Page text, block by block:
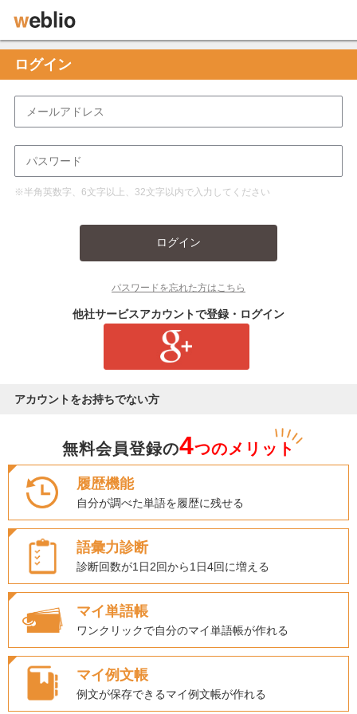
ログイン
※半角英数字、6文字以上、32文字以内で入力してください
ログイン
パスワードを忘れた方はこちら
他社サービスアカウントで登録・ログイン
アカウントをお持ちでない方
無料会員登録の4つのメリット
履歴機能
自分が調べた単語を履歴に残せる
語彙力診断
診断回数が1日2回から1日4回に増える
マイ単語帳
ワンクリックで自分のマイ単語帳が作れる
マイ例文帳
例文が保存できるマイ例文帳が作れる